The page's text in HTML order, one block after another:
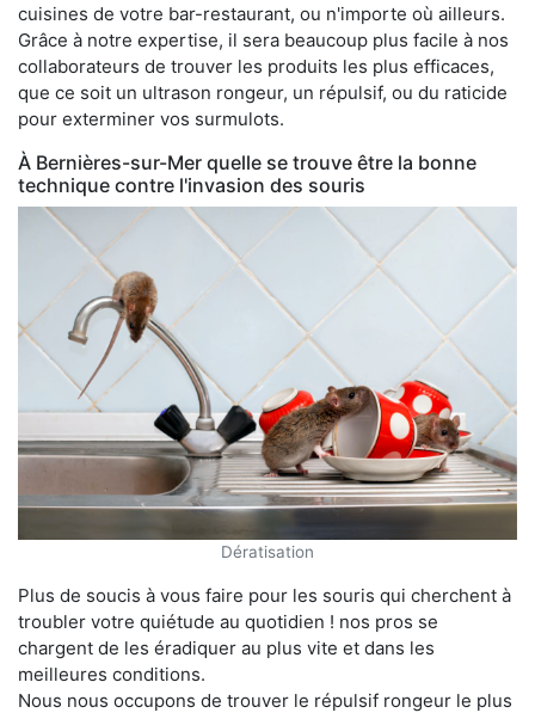
cuisines de votre bar-restaurant, ou n'importe où ailleurs.
Grâce à notre expertise, il sera beaucoup plus facile à nos
collaborateurs de trouver les produits les plus efficaces,
que ce soit un ultrason rongeur, un répulsif, ou du raticide
pour exterminer vos surmulots.
À Bernières-sur-Mer quelle se trouve être la bonne
technique contre l'invasion des souris
Dératisation
Plus de soucis à vous faire pour les souris qui cherchent à
troubler votre quiétude au quotidien ! nos pros se
chargent de les éradiquer au plus vite et dans les
meilleures conditions.
Nous nous occupons de trouver le répulsif rongeur le plus